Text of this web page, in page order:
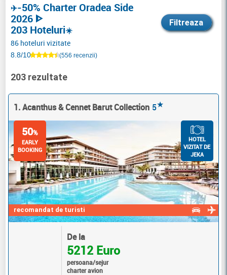
203 rezultate
1. Acanthus & Cennet Barut Collection 5★
recomandat de turisti
50%
EARLY
BOOKING
HOTEL
VIZITAT DE
JEKA
De la
5212 Euro
persoana/sejur
charter avion
✈️-50% Charter Oradea Side
2026 ᐈ
203 Hoteluri☀️
86 hoteluri vizitate
8.8/10 (556 recenzii)
Filtreaza